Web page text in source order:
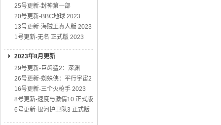
25号更新-封神第一部
20号更新-BBC地球 2023
13号更新-海贼王真人版 2023
1号更新-无名 正式版 2023
2023年8月更新
29号更新-巨齿鲨2：深渊
26号更新-蜘蛛侠：平行宇宙2
16号更新-三个火枪手 2023
8号更新-速度与激情10 正式版
6号更新-银河护卫队3 正式版